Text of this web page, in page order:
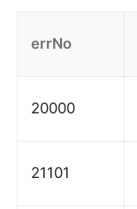
errNo
20000
21101